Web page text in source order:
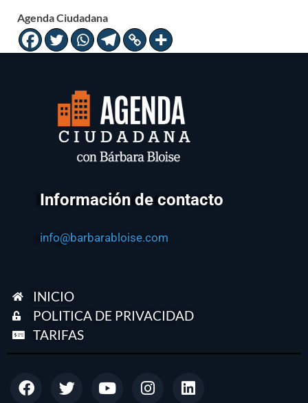
Agenda Ciudadana
Información de contacto
info@barbarabloise.com
INICIO
POLITICA DE PRIVACIDAD
TARIFAS